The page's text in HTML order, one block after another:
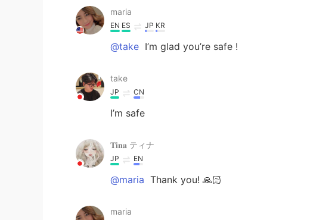
maria
EN ES JP KR
@take I’m glad you’re safe !
take
JP CN
I’m safe
𝐓𝐢𝐧𝐚 ティナ
JP EN
@maria Thank you! 🙏🏻
maria